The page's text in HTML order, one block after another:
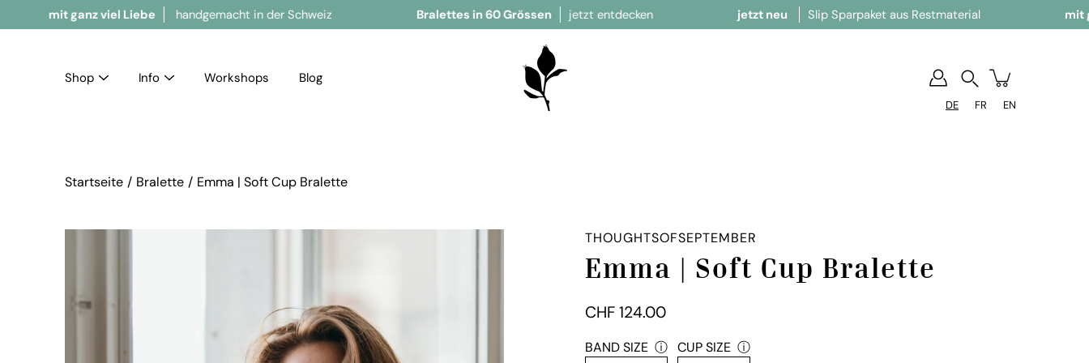
ganz viel Liebe handgemacht in der Schweiz Bralettes in 60 Grössen jetzt entdecken Slip Sparpaket aus Restmaterial mit ganz viel
Shop Info Workshops Blog
DE FR EN
Startseite / Bralette / Emma | Soft Cup Bralette
THOUGHTSOFSEPTEMBER
Emma | Soft Cup Bralette
CHF 124.00
BAND SIZE ⓘ CUP SIZE ⓘ
passendes